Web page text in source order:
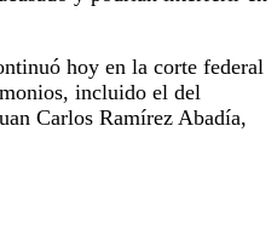
hoy en la corte federal
incluido el del
Carlos Ramírez Abadía,